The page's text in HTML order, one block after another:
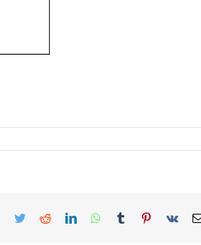
Facebook
TwitterRedditLinkedInWhatsApp
Tumblr Pinterest
Vk